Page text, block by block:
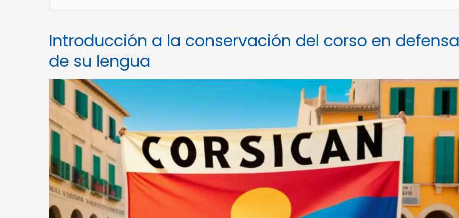
Introducción a la conservación del corso en defensa
de su lengua